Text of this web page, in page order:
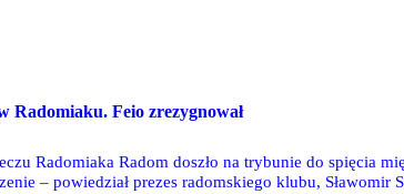
Radomiaku. Feio zrezygnował
Radomiaka Radom doszło na trybunie do spięcia
– powiedział prezes radomskiego klubu,